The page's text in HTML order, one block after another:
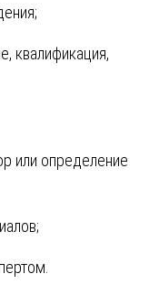
квалификация,
или определение